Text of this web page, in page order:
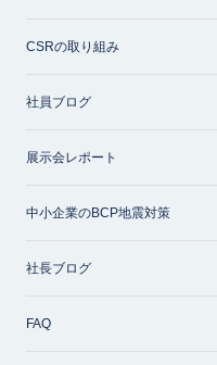
CSRの取り組み
社員ブログ
展示会レポート
中小企業のBCP地震対策
社長ブログ
FAQ